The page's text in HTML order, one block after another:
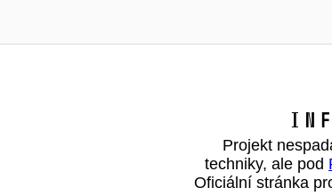
Projekt
techniky, ale pod
Oficiální stránka